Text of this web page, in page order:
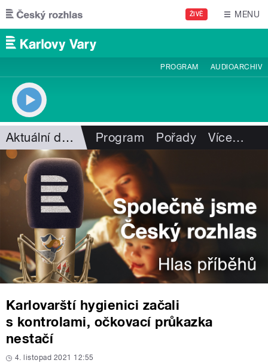
Přejít k hlavnímu obsahu
ŽIVĚ MENU
PROGRAM AUDIOARCHIV
Aktuální dění Program Pořady Více…
Karlovarští hygienici začali
s kontrolami, očkovací průkazka
nestačí
4. listopad 2021 12:55